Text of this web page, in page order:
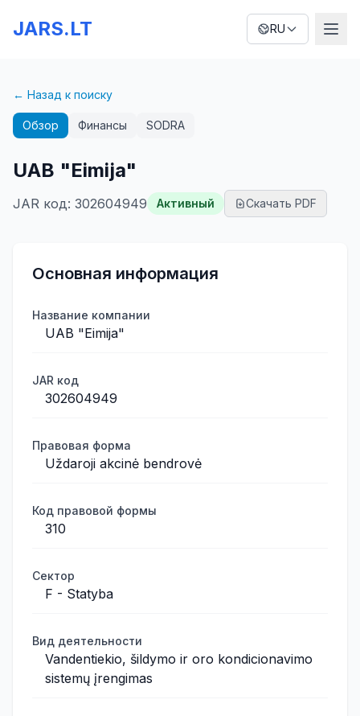
JARS.LT RU
← Назад к поиску
Обзор Финансы SODRA
UAB "Eimija"
JAR код: 302604949 Активный Скачать PDF
Основная информация
Название компании
UAB "Eimija"
JAR код
302604949
Правовая форма
Uždaroji akcinė bendrovė
Код правовой формы
310
Сектор
F - Statyba
Вид деятельности
Vandentiekio, šildymo ir oro kondicionavimo
sistemų įrengimas